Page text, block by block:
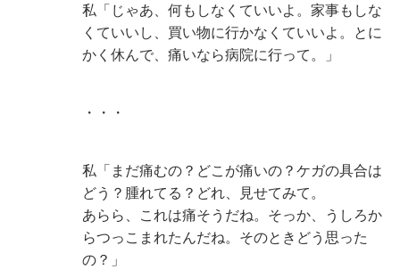
私「じゃあ、何もしなくていいよ。家事もしな
くていいし、買い物に行かなくていいよ。とに
かく休んで、痛いなら病院に行って。」
・・・
私「まだ痛むの？どこが痛いの？ケガの具合は
どう？腫れてる？どれ、見せてみて。
あらら、これは痛そうだね。そっか、うしろか
らつっこまれたんだね。そのときどう思った
の？」